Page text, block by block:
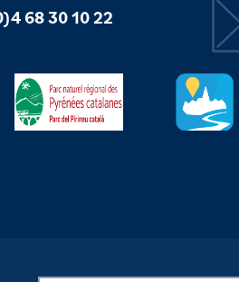
68 30 10 22